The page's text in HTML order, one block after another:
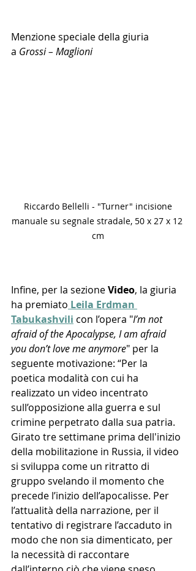
Menzione speciale della giuria
a Grossi – Maglioni
manuale su segnale stradale, 50 x 27 x 12
cm
Infine, per la sezione Video, la giuria
ha premiato Leila Erdman
Tabukashvili con l’opera "I’m not
afraid of the Apocalypse, I am afraid
you don’t love me anymore" per la
seguente motivazione: “Per la
poetica modalità con cui ha
realizzato un video incentrato
sull’opposizione alla guerra e sul
crimine perpetrato dalla sua patria.
Girato tre settimane prima dell'inizio
della mobilitazione in Russia, il video
si sviluppa come un ritratto di
gruppo svelando il momento che
precede l’inizio dell’apocalisse. Per
l’attualità della narrazione, per il
tentativo di registrare l’accaduto in
modo che non sia dimenticato, per
la necessità di raccontare